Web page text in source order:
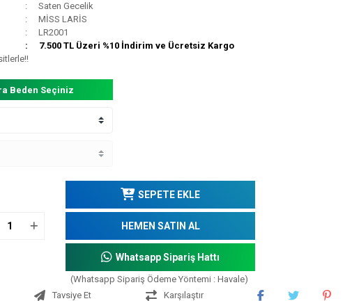
Saten Gecelik
MİSS LARİS
LR2001
7.500 TL Üzeri %10 İndirim ve Ücretsiz Kargo
Beden Seçiniz
SEPETE EKLE
HEMEN SATIN AL
Whatsapp Sipariş Hattı
(Whatsapp Sipariş Ödeme Yöntemi : Havale)
Tavsiye Et
Karşılaştır